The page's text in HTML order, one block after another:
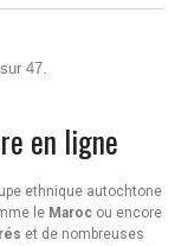
47.
en ligne
ethnique autochtone
le Maroc ou encore
et de nombreuses